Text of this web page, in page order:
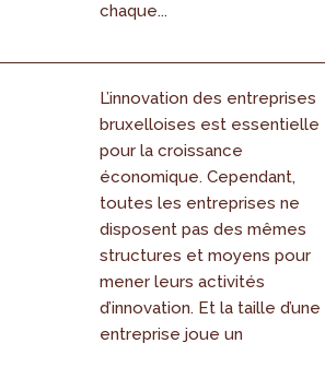
chaque...
L’innovation des entreprises
bruxelloises est essentielle
pour la croissance
économique. Cependant,
toutes les entreprises ne
disposent pas des mêmes
structures et moyens pour
mener leurs activités
d’innovation. Et la taille d’une
entreprise joue un